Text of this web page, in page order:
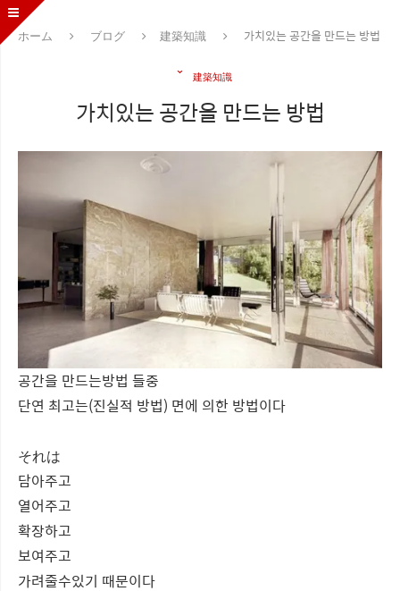
ホーム ブログ 建築知識 가치있는 공간을 만드는 방법
建築知識
가치있는 공간을 만드는 방법
공간을 만드는방법 들중
단연 최고는(진실적 방법) 면에 의한 방법이다
それは
담아주고
열어주고
확장하고
보여주고
가려줄수있기 때문이다